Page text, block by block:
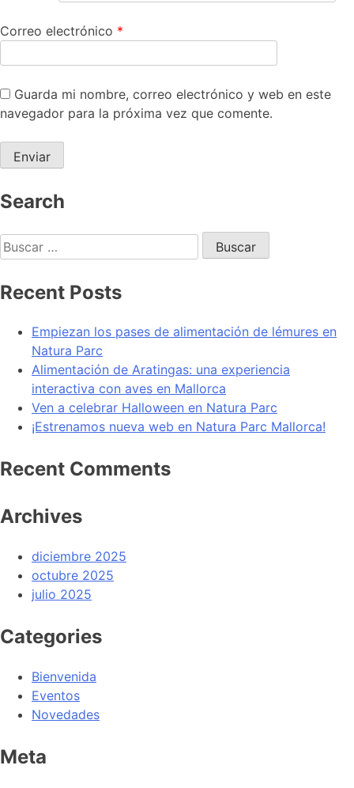
Correo electrónico *
Guarda mi nombre, correo electrónico y web en este
navegador para la próxima vez que comente.
Search
Recent Posts
Empiezan los pases de alimentación de lémures en
Natura Parc
Alimentación de Aratingas: una experiencia
interactiva con aves en Mallorca
Ven a celebrar Halloween en Natura Parc
¡Estrenamos nueva web en Natura Parc Mallorca!
Recent Comments
Archives
diciembre 2025
octubre 2025
julio 2025
Categories
Bienvenida
Eventos
Novedades
Meta